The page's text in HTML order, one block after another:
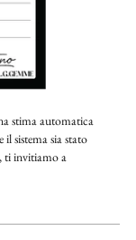
stima automatica
sistema sia stato
ti invitiamo a